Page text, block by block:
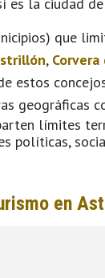
que
,
estos
geográficas
límites
políticas,